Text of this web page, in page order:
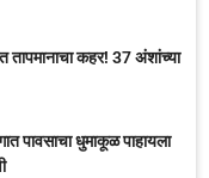
तापमानाचा कहर! 37 अंशांच्या
पावसाचा धुमाकूळ पाहायला